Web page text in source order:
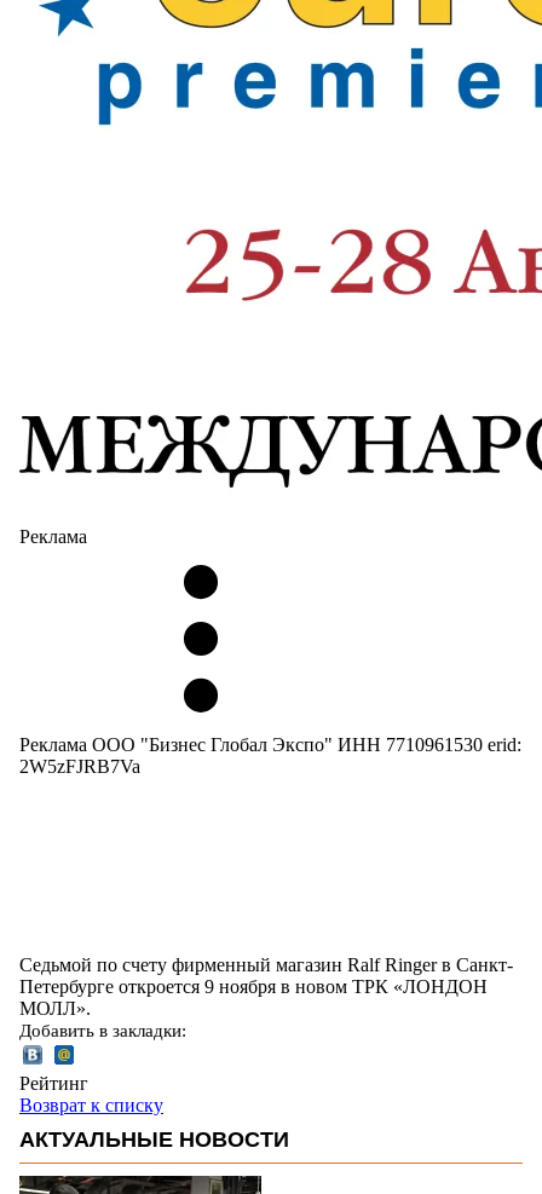
Реклама
Реклама ООО "Бизнес Глобал Экспо" ИНН 7710961530 erid:
2W5zFJRB7Va
Седьмой по счету фирменный магазин Ralf Ringer в Санкт-
Петербурге откроется 9 ноября в новом ТРК «ЛОНДОН
МОЛЛ».
Добавить в закладки:
Рейтинг
Возврат к списку
АКТУАЛЬНЫЕ НОВОСТИ